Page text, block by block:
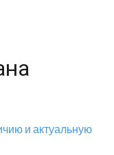
и актуальную